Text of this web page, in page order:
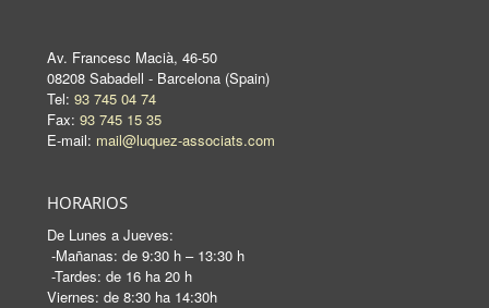
Av. Francesc Macià, 46-50
08208 Sabadell - Barcelona (Spain)
Tel: 93 745 04 74
Fax: 93 745 15 35
E-mail: mail@luquez-associats.com
HORARIOS
De Lunes a Jueves:
-Mañanas: de 9:30 h – 13:30 h
-Tardes: de 16 ha 20 h
Viernes: de 8:30 ha 14:30h